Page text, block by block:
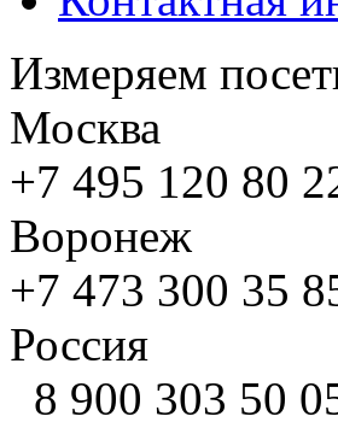
Измеряем
Москва
+7 495 120 80
Воронеж
+7 473 300 35
Россия
8 900 303 50